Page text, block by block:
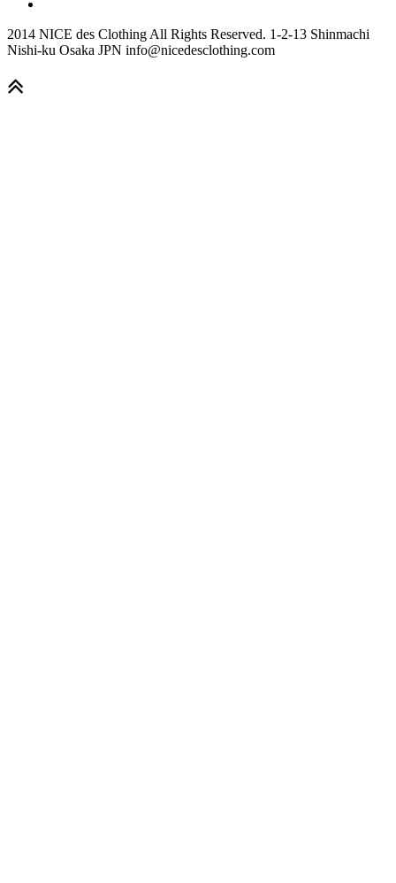
2014 NICE des Clothing All Rights Reserved. 1-2-13 Shinmachi
Nishi-ku Osaka JPN info@nicedesclothing.com